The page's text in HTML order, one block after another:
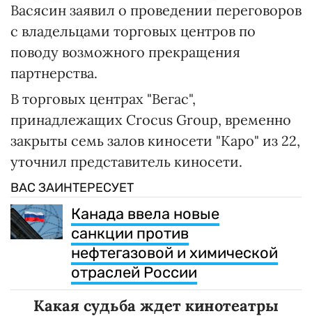
Васясин заявил о проведении переговоров
с владельцами торговых центров по
поводу возможного прекращения
партнерства.
В торговых центрах "Вегас",
принадлежащих Crocus Group, временно
закрыты семь залов киносети "Каро" из 22,
уточнил представитель киносети.
ВАС ЗАИНТЕРЕСУЕТ
Канада ввела новые
санкции против
нефтегазовой и химической
отраслей России
Какая судьба ждет кинотеатры